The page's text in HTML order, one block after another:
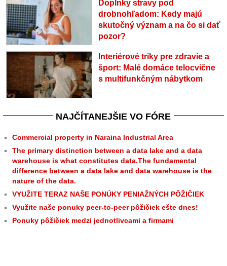
Doplnky stravy pod
drobnohľadom: Kedy majú
skutočný význam a na čo si dať
pozor?
Interiérové triky pre zdravie a
šport: Malé domáce telocvične
s multifunkčným nábytkom
NAJČÍTANEJŠIE VO FÓRE
Commercial property in Naraina Industrial Area
The primary distinction between a data lake and a data
warehouse is what constitutes data.The fundamental
difference between a data lake and data warehouse is the
nature of the data.
VYUŽITE TERAZ NAŠE PONÚKY PENIAŽNÝCH PÔŽIČIEK
Využite naše ponuky peer-to-peer pôžičiek ešte dnes!
Ponuky pôžičiek medzi jednotlivcami a firmami